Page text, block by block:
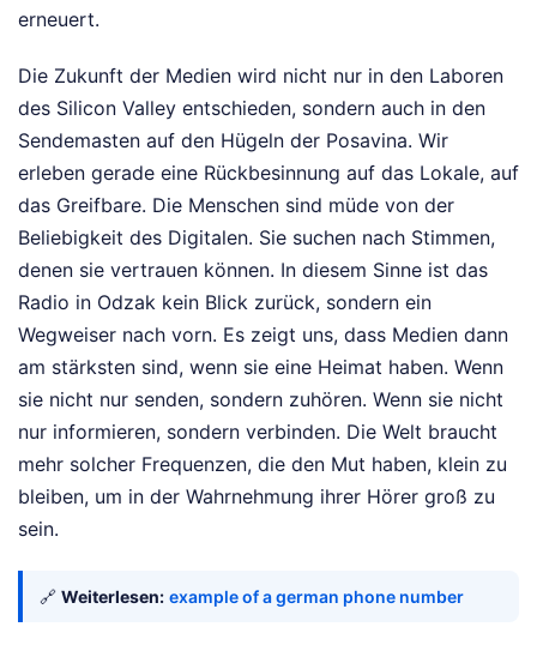
erneuert.
Die Zukunft der Medien wird nicht nur in den Laboren
des Silicon Valley entschieden, sondern auch in den
Sendemasten auf den Hügeln der Posavina. Wir
erleben gerade eine Rückbesinnung auf das Lokale, auf
das Greifbare. Die Menschen sind müde von der
Beliebigkeit des Digitalen. Sie suchen nach Stimmen,
denen sie vertrauen können. In diesem Sinne ist das
Radio in Odzak kein Blick zurück, sondern ein
Wegweiser nach vorn. Es zeigt uns, dass Medien dann
am stärksten sind, wenn sie eine Heimat haben. Wenn
sie nicht nur senden, sondern zuhören. Wenn sie nicht
nur informieren, sondern verbinden. Die Welt braucht
mehr solcher Frequenzen, die den Mut haben, klein zu
bleiben, um in der Wahrnehmung ihrer Hörer groß zu
sein.
🔗 Weiterlesen: example of a german phone number